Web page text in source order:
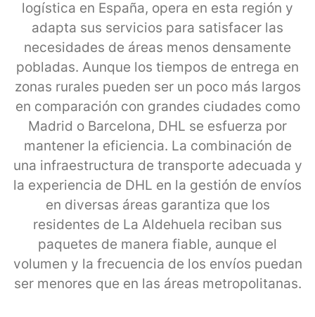
logística en España, opera en esta región y
adapta sus servicios para satisfacer las
necesidades de áreas menos densamente
pobladas. Aunque los tiempos de entrega en
zonas rurales pueden ser un poco más largos
en comparación con grandes ciudades como
Madrid o Barcelona, DHL se esfuerza por
mantener la eficiencia. La combinación de
una infraestructura de transporte adecuada y
la experiencia de DHL en la gestión de envíos
en diversas áreas garantiza que los
residentes de La Aldehuela reciban sus
paquetes de manera fiable, aunque el
volumen y la frecuencia de los envíos puedan
ser menores que en las áreas metropolitanas.